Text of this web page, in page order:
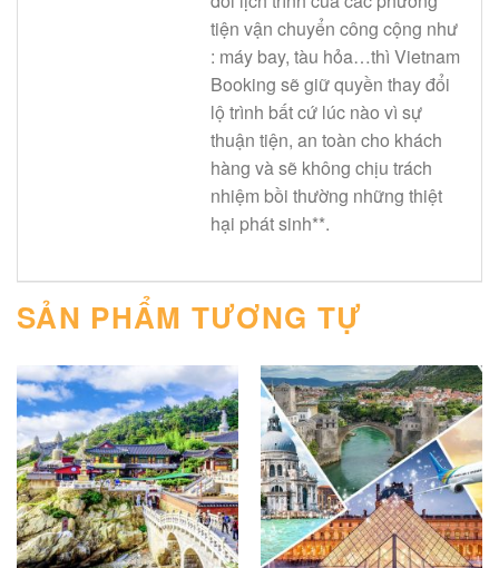
tiện vận chuyển công cộng như
: máy bay, tàu hỏa…thì Vietnam
Booking sẽ giữ quyền thay đổi
lộ trình bất cứ lúc nào vì sự
thuận tiện, an toàn cho khách
hàng và sẽ không chịu trách
nhiệm bồi thường những thiệt
hại phát sinh**.
SẢN PHẨM TƯƠNG TỰ